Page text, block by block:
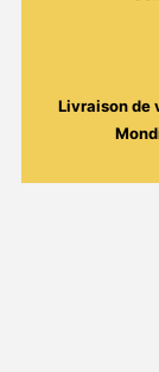
Livraison de